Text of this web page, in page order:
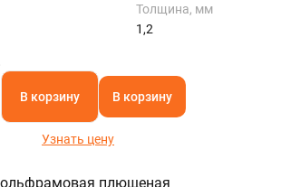
Толщина, мм
1,2
В корзину В корзину
Узнать цену
плющеная